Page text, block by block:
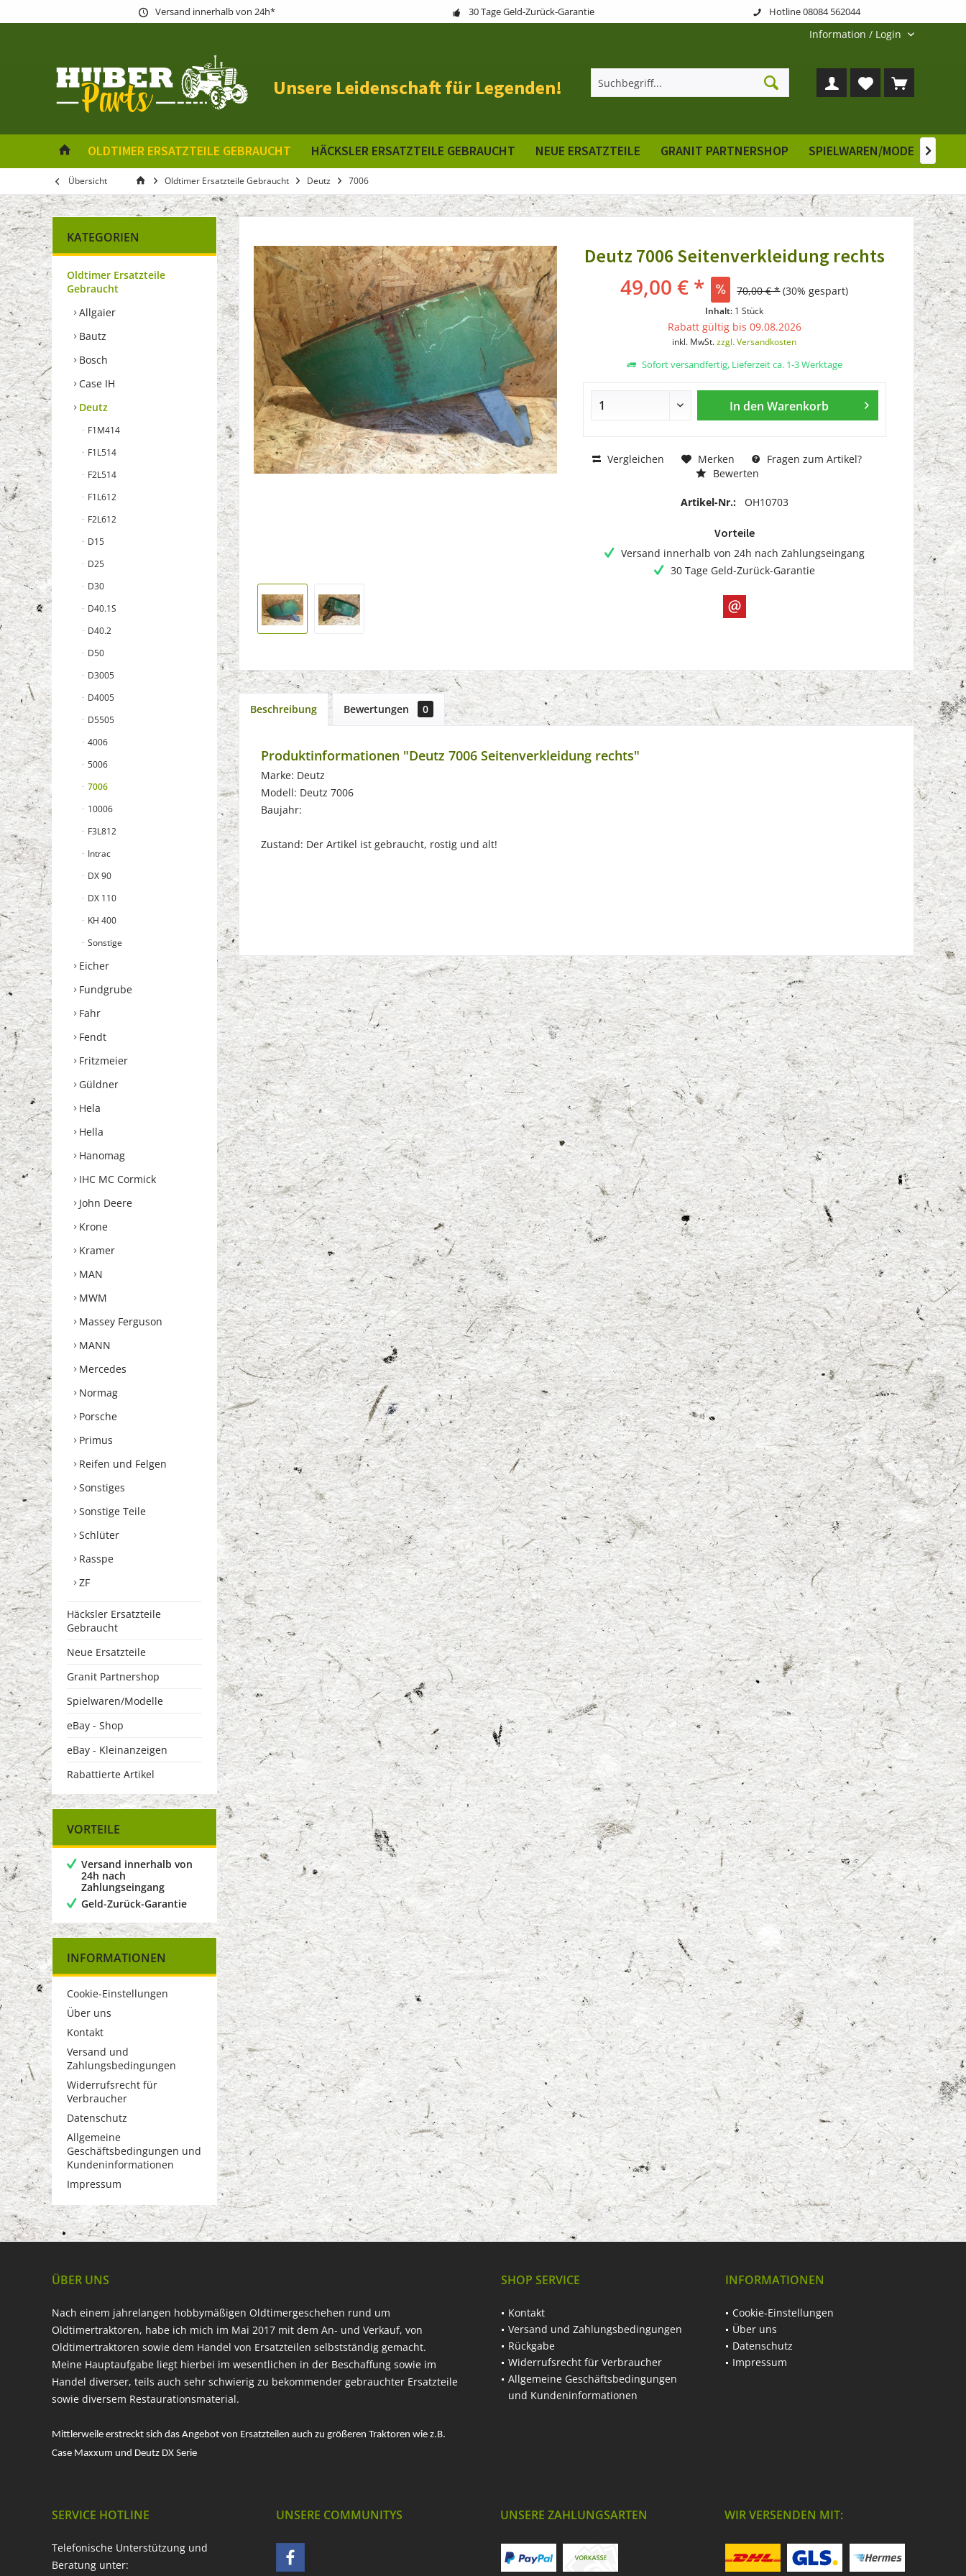
Versand innerhalb von 24h* 30 Tage Geld-Zurück-Garantie Hotline 08084 562044
Information / Login
Unsere Leidenschaft für Legenden!
OLDTIMER ERSATZTEILE GEBRAUCHT HÄCKSLER ERSATZTEILE GEBRAUCHT NEUE ERSATZTEILE GRANIT PARTNERSHOP SPIELWAREN/MODELLE

Übersicht Oldtimer Ersatzteile Gebraucht Deutz 7006
KATEGORIEN
Oldtimer Ersatzteile
Gebraucht
Allgaier
Bautz
Bosch
Case IH
Deutz
F1M414
F1L514
F2L514
F1L612
F2L612
D15
D25
D30
D40.1S
D40.2
D50
D3005
D4005
D5505
4006
5006
7006
10006
F3L812
Intrac
DX 90
DX 110
KH 400
Sonstige
Eicher
Fundgrube
Fahr
Fendt
Fritzmeier
Güldner
Hela
Hella
Hanomag
IHC MC Cormick
John Deere
Krone
Kramer
MAN
MWM
Massey Ferguson
MANN
Mercedes
Normag
Porsche
Primus
Reifen und Felgen
Sonstiges
Sonstige Teile
Schlüter
Rasspe
ZF
Häcksler Ersatzteile
Gebraucht
Neue Ersatzteile
Granit Partnershop
Spielwaren/Modelle
eBay - Shop
eBay - Kleinanzeigen
Rabattierte Artikel
VORTEILE
Versand innerhalb von
24h nach
Zahlungseingang
Geld-Zurück-Garantie
INFORMATIONEN
Cookie-Einstellungen
Über uns
Kontakt
Versand und
Zahlungsbedingungen
Widerrufsrecht für
Verbraucher
Datenschutz
Allgemeine
Geschäftsbedingungen und
Kundeninformationen
Impressum
Deutz 7006 Seitenverkleidung rechts
49,00 € * 70,00 € * (30% gespart)
Inhalt: 1 Stück
Rabatt gültig bis 09.08.2026
inkl. MwSt.zzgl. Versandkosten
Sofort versandfertig, Lieferzeit ca. 1-3 Werktage
In den Warenkorb
Vergleichen Merken
Fragen zum Artikel?
Bewerten
Artikel-Nr.: OH10703
Vorteile
Versand innerhalb von 24h nach Zahlungseingang
30 Tage Geld-Zurück-Garantie
Beschreibung Bewertungen 0
Produktinformationen "Deutz 7006 Seitenverkleidung rechts"
Marke: Deutz
Modell: Deutz 7006
Baujahr:
Zustand: Der Artikel ist gebraucht, rostig und alt!
ÜBER UNS
Nach einem jahrelangen hobbymäßigen Oldtimergeschehen rund um
Oldtimertraktoren, habe ich mich im Mai 2017 mit dem An- und Verkauf, von
Oldtimertraktoren sowie dem Handel von Ersatzteilen selbstständig gemacht.
Meine Hauptaufgabe liegt hierbei im wesentlichen in der Beschaffung sowie im
Handel diverser, teils auch sehr schwierig zu bekommender gebrauchter Ersatzteile
sowie diversem Restaurationsmaterial.
Mittlerweile erstreckt sich das Angebot von Ersatzteilen auch zu größeren Traktoren wie z.B.
Case Maxxum und Deutz DX Serie
SHOP SERVICE
Kontakt
Versand und Zahlungsbedingungen
Rückgabe
Widerrufsrecht für Verbraucher
Allgemeine Geschäftsbedingungen
und Kundeninformationen
INFORMATIONEN
Cookie-Einstellungen
Über uns
Datenschutz
Impressum
SERVICE HOTLINE
Telefonische Unterstützung und
Beratung unter:
UNSERE COMMUNITYS UNSERE ZAHLUNGSARTEN WIR VERSENDEN MIT: